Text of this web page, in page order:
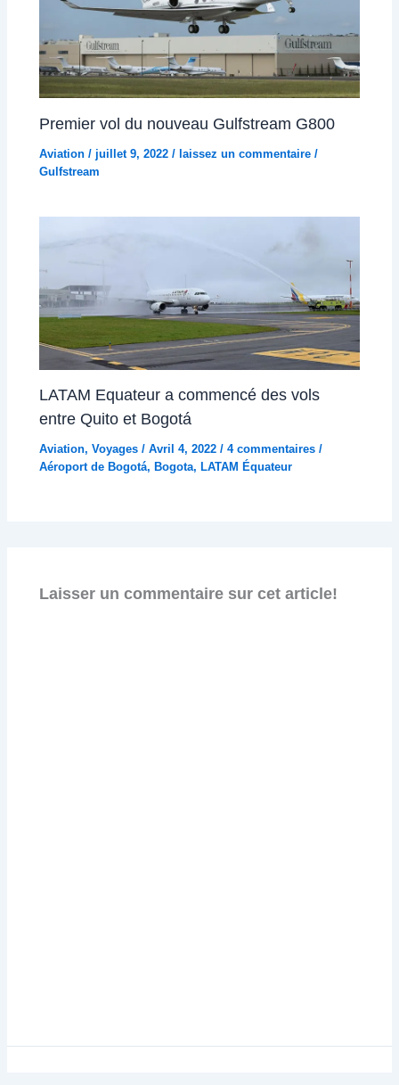
Premier vol du nouveau Gulfstream G800
Aviation / juillet 9, 2022/ laissez un commentaire /
Gulfstream
LATAM Equateur a commencé des vols
entre Quito et Bogotá
Aviation,Voyages /Avril 4, 2022/4 commentaires /
Aéroport de Bogotá, Bogota, LATAM Équateur
Laisser un commentaire sur cet article!